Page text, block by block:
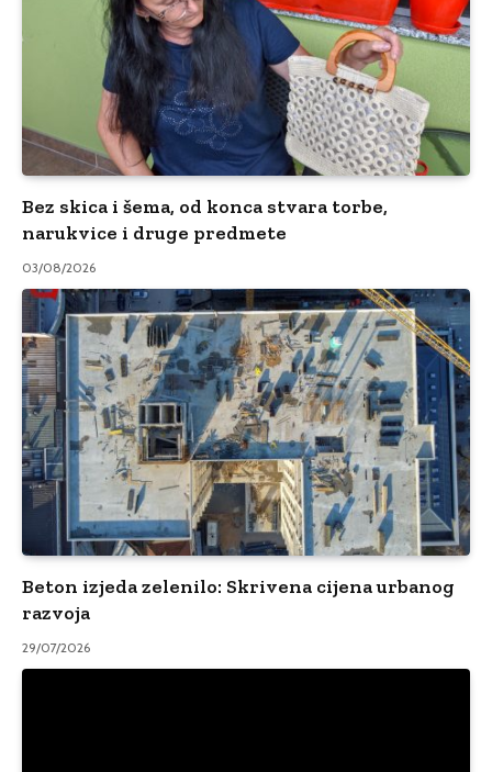
Bez skica i šema, od konca stvara torbe,
narukvice i druge predmete
03/08/2026
Beton izjeda zelenilo: Skrivena cijena urbanog
razvoja
29/07/2026